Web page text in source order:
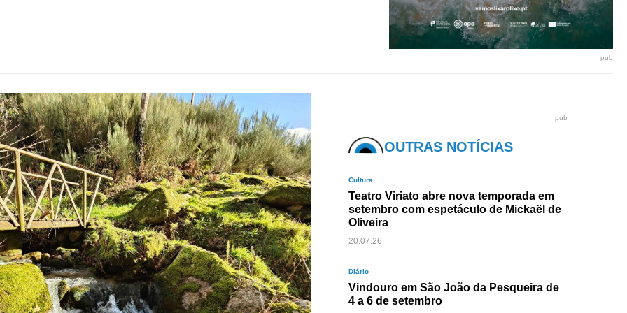
pub
pub
OUTRAS NOTÍCIAS
Cultura
Teatro Viriato abre nova temporada em
setembro com espetáculo de Mickaël de
Oliveira
20.07.26
Diário
Vindouro em São João da Pesqueira de
4 a 6 de setembro